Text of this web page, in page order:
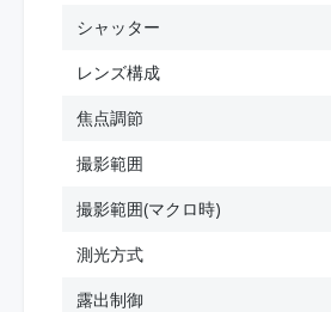
シャッター
レンズ構成
焦点調節
撮影範囲
撮影範囲(マクロ時)
測光方式
露出制御